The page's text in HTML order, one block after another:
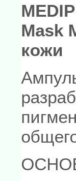
Mask
кожи